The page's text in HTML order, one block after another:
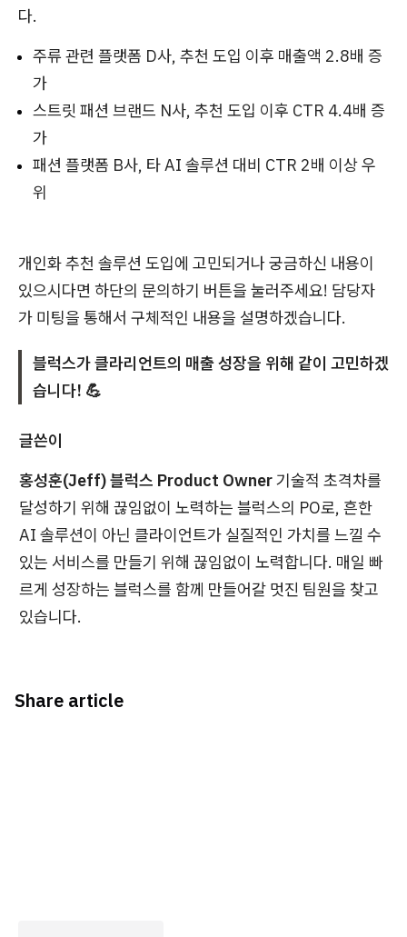
다.
주류 관련 플랫폼 D사, 추천 도입 이후 매출액 2.8배 증
가
스트릿 패션 브랜드 N사, 추천 도입 이후 CTR 4.4배 증
가
패션 플랫폼 B사, 타 AI 솔루션 대비 CTR 2배 이상 우
위
개인화 추천 솔루션 도입에 고민되거나 궁금하신 내용이
있으시다면 하단의 문의하기 버튼을 눌러주세요! 담당자
가 미팅을 통해서 구체적인 내용을 설명하겠습니다.
블럭스가 클라리언트의 매출 성장을 위해 같이 고민하겠
습니다! 💪
글쓴이
홍성훈(Jeff) 블럭스 Product Owner기술적 초격차를
달성하기 위해 끊임없이 노력하는 블럭스의 PO로, 흔한
AI 솔루션이 아닌 클라이언트가 실질적인 가치를 느낄 수
있는 서비스를 만들기 위해 끊임없이 노력합니다. 매일 빠
르게 성장하는 블럭스를 함께 만들어갈 멋진 팀원을 찾고
있습니다.
Share article